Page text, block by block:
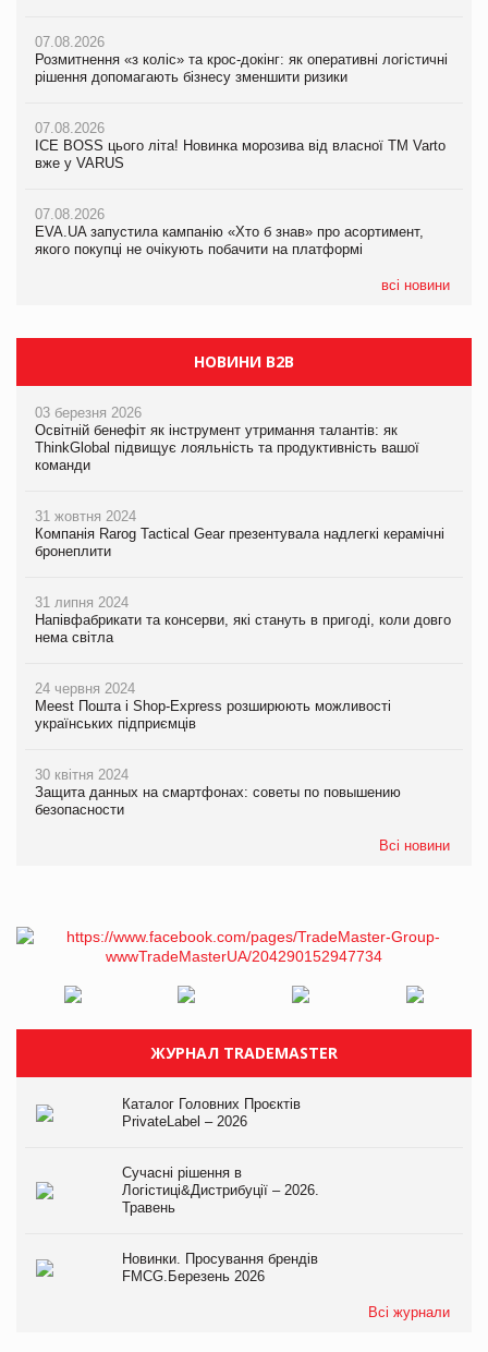
07.08.2026
Розмитнення «з коліс» та крос-докінг: як оперативні логістичні
рішення допомагають бізнесу зменшити ризики
07.08.2026
ICE BOSS цього літа! Новинка морозива від власної ТМ Varto
вже у VARUS
07.08.2026
EVA.UA запустила кампанію «Хто б знав» про асортимент,
якого покупці не очікують побачити на платформі
всі новини
07.08.2026
Розмитнення «з коліс» та крос-докінг: як оперативні логістичні
рішення допомагають бізнесу зменшити ризики
07.08.2026
ICE BOSS цього літа! Новинка морозива від власної ТМ Varto
вже у VARUS
07.08.2026
EVA.UA запустила кампанію «Хто б знав» про асортимент,
якого покупці не очікують побачити на платформі
07.08.2026
Kraft Heinz скоротила збиток у першому півріччі
Продажі Hugo Boss впали на 9%
НОВИНИ B2B
03 березня 2026
Освітній бенефіт як інструмент утримання талантів: як
ThinkGlobal підвищує лояльність та продуктивність вашої
команди
31 жовтня 2024
Компанія Rarog Tactical Gear презентувала надлегкі керамічні
бронеплити
31 липня 2024
Напівфабрикати та консерви, які стануть в пригоді, коли довго
нема світла
24 червня 2024
Meest Пошта і Shop-Express розширюють можливості
українських підприємців
30 квітня 2024
Защита данных на смартфонах: советы по повышению
безопасности
Всі новини
ЖУРНАЛ TRADEMASTER
Каталог Головних Проєктів
PrivateLabel – 2026
Сучасні рішення в
Логістиці&Дистрибуції – 2026.
Травень
Новинки. Просування брендів
FMCG.Березень 2026
Всі журнали